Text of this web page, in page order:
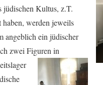
jüdischen Kultus, z.T.
haben, werden jeweils
angeblich ein jüdischer
zwei Figuren in